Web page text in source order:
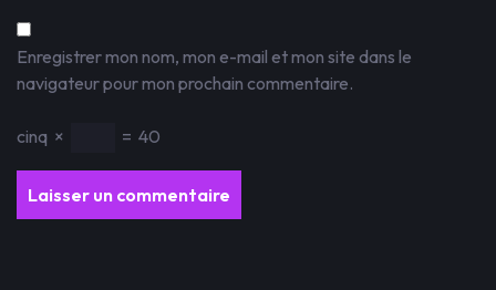
Enregistrer mon nom, mon e-mail et mon site dans le
navigateur pour mon prochain commentaire.
cinq × = 40